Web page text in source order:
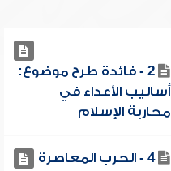
2 - فائدة طرح موضوع:
أساليب الأعداء في
محاربة الإسلام
4 - الحرب المعاصرة